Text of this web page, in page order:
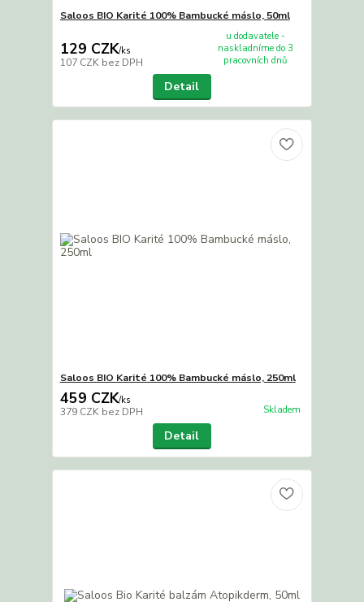
Saloos BIO Karité 100% Bambucké máslo, 50ml
129 CZK/ks
107 CZK bez DPH
u dodavatele -
naskladníme do 3
pracovních dnů
Detail
Saloos BIO Karité 100% Bambucké máslo, 250ml
459 CZK/ks
379 CZK bez DPH Skladem
Detail